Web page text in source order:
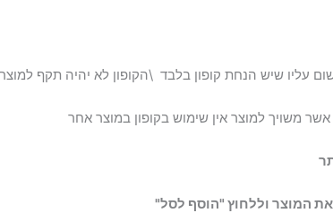
עליו שיש הנחת קופון בלבד \הקופון לא יהיה תקף
משויך למוצר אין שימוש בקופון במוצר אחר
המוצר וללחוץ "הוסף לסל"